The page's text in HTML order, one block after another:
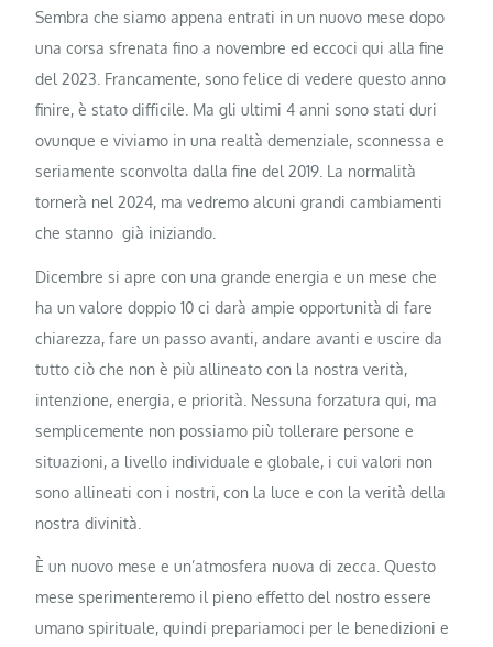
Sembra che siamo appena entrati in un nuovo mese dopo
una corsa sfrenata fino a novembre ed eccoci qui alla fine
del 2023. Francamente, sono felice di vedere questo anno
finire, è stato difficile. Ma gli ultimi 4 anni sono stati duri
ovunque e viviamo in una realtà demenziale, sconnessa e
seriamente sconvolta dalla fine del 2019. La normalità
tornerà nel 2024, ma vedremo alcuni grandi cambiamenti
che stanno già iniziando.
Dicembre si apre con una grande energia e un mese che
ha un valore doppio 10 ci darà ampie opportunità di fare
chiarezza, fare un passo avanti, andare avanti e uscire da
tutto ciò che non è più allineato con la nostra verità,
intenzione, energia, e priorità. Nessuna forzatura qui, ma
semplicemente non possiamo più tollerare persone e
situazioni, a livello individuale e globale, i cui valori non
sono allineati con i nostri, con la luce e con la verità della
nostra divinità.
È un nuovo mese e un’atmosfera nuova di zecca. Questo
mese sperimenteremo il pieno effetto del nostro essere
umano spirituale, quindi prepariamoci per le benedizioni e